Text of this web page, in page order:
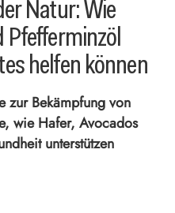
Natur: Wie
Pfefferminzöl
helfen können
zur Bekämpfung von
wie Hafer, Avocados
unterstützen